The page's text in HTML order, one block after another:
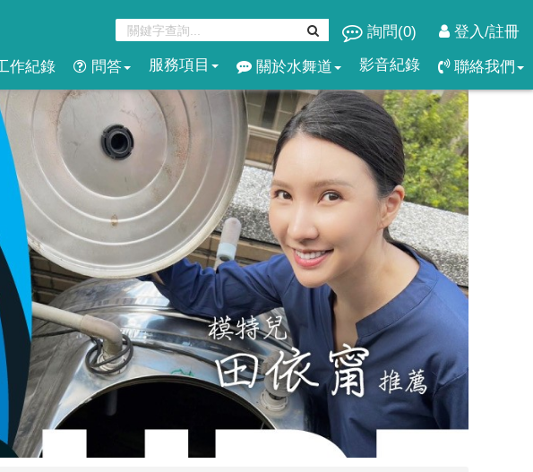
詢問(0) 登入/註冊
作紀錄 問答 服務項目 關於水舞道 影音紀錄 聯絡我們